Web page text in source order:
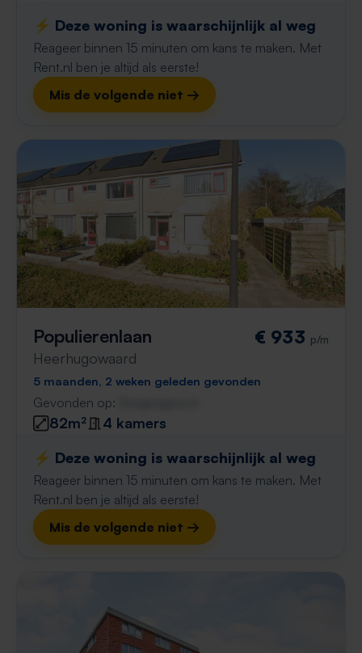
⚡️ Deze woning is waarschijnlijk al weg
Reageer binnen 15 minuten om kans te maken. Met
Rent.nl ben je altijd als eerste!
Mis de volgende niet →
Populierenlaan
Heerhugowaard
€ 933 p/m
5 maanden, 2 weken geleden gevonden
Gevonden op:
82m²
4 kamers
⚡️ Deze woning is waarschijnlijk al weg
Reageer binnen 15 minuten om kans te maken. Met
Rent.nl ben je altijd als eerste!
Mis de volgende niet →